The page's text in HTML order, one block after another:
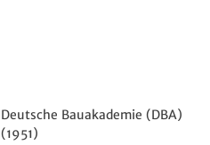
Deutsche Bauakademie (DBA)
(1951)